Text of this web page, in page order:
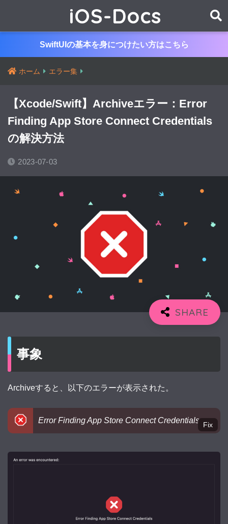
iOS-Docs
SwiftUIの基本を身につけたい方はこちら
ホーム エラー集
【Xcode/Swift】Archiveエラー：Error
Finding App Store Connect Credentials
の解決方法
2023-07-03
事象
Archiveすると、以下のエラーが表示された。
Error Finding App Store Connect Credentials
Fix